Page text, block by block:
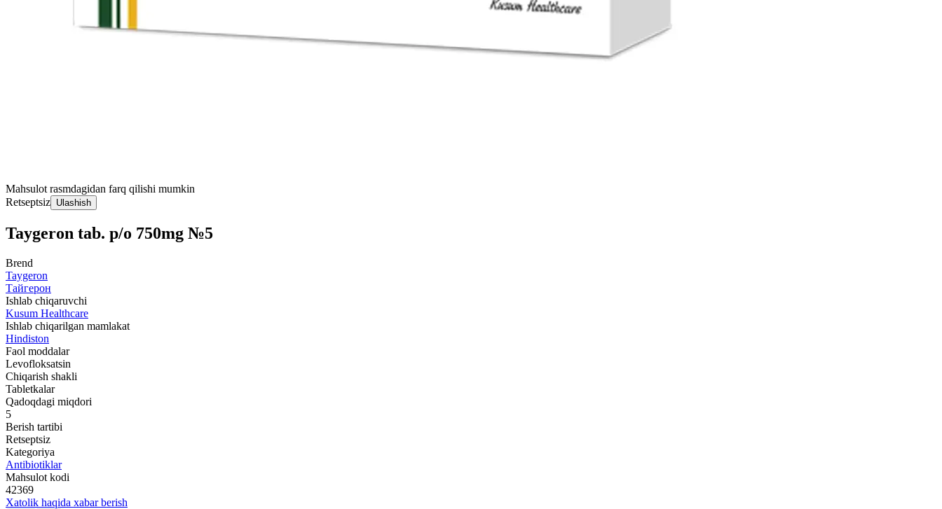
Mahsulot rasmdagidan farq qilishi mumkin
Retseptsiz Ulashish
Taygeron tab. p/o 750mg №5
Brend
Taygeron
Тайгерон
Ishlab chiqaruvchi
Kusum Healthcare
Ishlab chiqarilgan mamlakat
Hindiston
Faol moddalar
Levofloksatsin
Chiqarish shakli
Tabletkalar
Qadoqdagi miqdori
5
Berish tartibi
Retseptsiz
Kategoriya
Antibiotiklar
Mahsulot kodi
42369
Xatolik haqida xabar berish